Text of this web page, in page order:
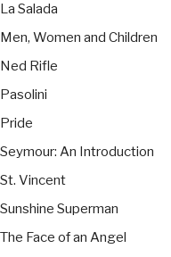
La Salada
Men, Women and Children
Ned Rifle
Pasolini
Pride
Seymour: An Introduction
St. Vincent
Sunshine Superman
The Face of an Angel